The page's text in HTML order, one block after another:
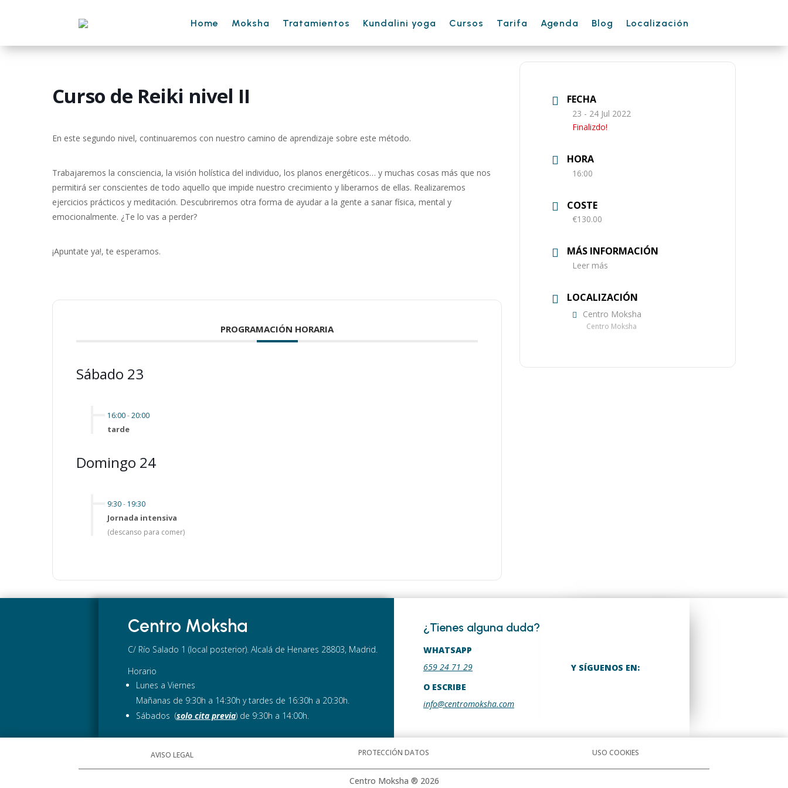
Home Moksha Tratamientos Kundalini yoga Cursos Tarifa Agenda Blog Localización
Curso de Reiki nivel II
En este segundo nivel, continuaremos con nuestro camino de aprendizaje sobre este método.
Trabajaremos la consciencia, la visión holística del individuo, los planos energéticos… y muchas cosas más que nos
permitirá ser conscientes de todo aquello que impide nuestro crecimiento y liberarnos de ellas. Realizaremos
ejercicios prácticos y meditación. Descubriremos otra forma de ayudar a la gente a sanar física, mental y
emocionalmente. ¿Te lo vas a perder?
¡Apuntate ya!, te esperamos.
PROGRAMACIÓN HORARIA
Sábado 23
16:00-20:00
tarde
Domingo 24
9:30- 19:30
Jornada intensiva
(descanso para comer)
FECHA
23 - 24 Jul 2022
Finalizdo!
HORA
16:00
COSTE
€130.00
MÁS INFORMACIÓN
Leer más
LOCALIZACIÓN
Centro Moksha
Centro Moksha
Centro Moksha
C/ Río Salado 1 (local posterior). Alcalá de Henares 28803, Madrid.
Horario
Lunes a Viernes
Mañanas de 9:30h a 14:30h y tardes de 16:30h a 20:30h.
Sábados (solo cita previa) de 9:30h a 14:00h.
¿Tienes alguna duda?
WHATSAPP
659 24 71 29
O ESCRIBE
info@centromoksha.com
Y SÍGUENOS EN:
AVISO LEGAL PROTECCIÓN DATOS USO COOKIES
Centro Moksha ® 2026